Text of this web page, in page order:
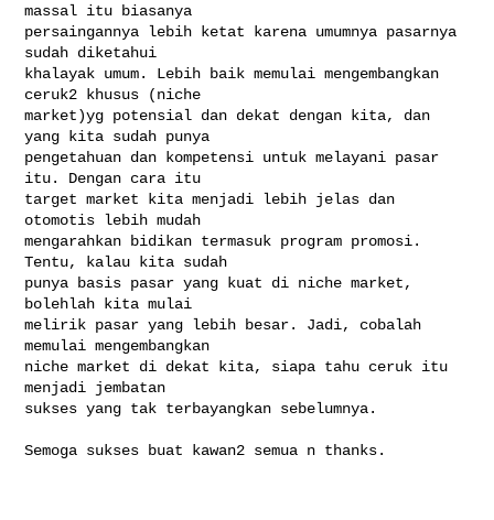
massal itu biasanya
persaingannya lebih ketat karena umumnya pasarnya
sudah diketahui
khalayak umum. Lebih baik memulai mengembangkan
ceruk2 khusus (niche
market)yg potensial dan dekat dengan kita, dan
yang kita sudah punya
pengetahuan dan kompetensi untuk melayani pasar
itu. Dengan cara itu
target market kita menjadi lebih jelas dan
otomotis lebih mudah
mengarahkan bidikan termasuk program promosi.
Tentu, kalau kita sudah
punya basis pasar yang kuat di niche market,
bolehlah kita mulai
melirik pasar yang lebih besar. Jadi, cobalah
memulai mengembangkan
niche market di dekat kita, siapa tahu ceruk itu
menjadi jembatan
sukses yang tak terbayangkan sebelumnya.
Semoga sukses buat kawan2 semua n thanks.